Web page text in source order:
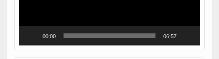
00:00 06:57